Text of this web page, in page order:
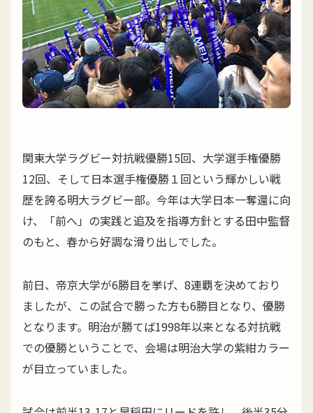
関東大学ラグビー対抗戦優勝15回、大学選手権優勝
12回、そして日本選手権優勝１回という輝かしい戦
歴を誇る明大ラグビー部。今年は大学日本一奪還に向
け、「前へ」の実践と追及を指導方針とする田中監督
のもと、春から好調な滑り出しでした。
前日、帝京大学が6勝目を挙げ、8連覇を決めており
ましたが、この試合で勝った方も6勝目となり、優勝
となります。明治が勝てば1998年以来となる対抗戦
での優勝ということで、会場は明治大学の紫紺カラー
が目立っていました。